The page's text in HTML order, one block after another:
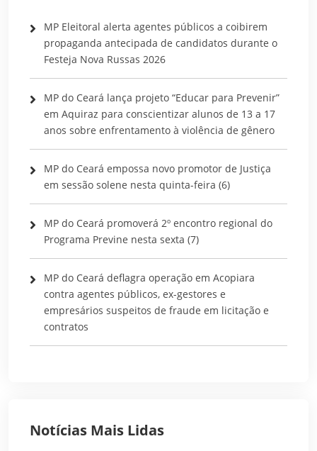
MP Eleitoral alerta agentes públicos a coibirem
propaganda antecipada de candidatos durante o
Festeja Nova Russas 2026
MP do Ceará lança projeto “Educar para Prevenir”
em Aquiraz para conscientizar alunos de 13 a 17
anos sobre enfrentamento à violência de gênero
MP do Ceará empossa novo promotor de Justiça
em sessão solene nesta quinta-feira (6)
MP do Ceará promoverá 2º encontro regional do
Programa Previne nesta sexta (7)
MP do Ceará deflagra operação em Acopiara
contra agentes públicos, ex-gestores e
empresários suspeitos de fraude em licitação e
contratos
Notícias Mais Lidas